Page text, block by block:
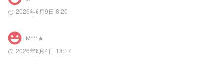
2026年6月9日 8:20
M***★
2026年6月4日 18:17